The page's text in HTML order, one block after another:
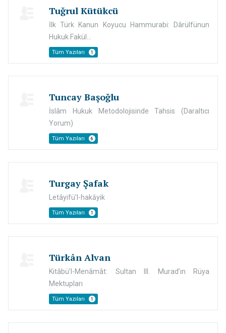
Tuğrul Kütükcü
İlk Türk Kanun Koyucu Hammurabi: Dârülfünun
Hukuk Fakül...
Tüm Yazıları 1
Tuncay Başoğlu
İslâm Hukuk Metodolojisinde Tahsis (Daraltıcı
Yorum)
Tüm Yazıları 6
Turgay Şafak
Letâyifü’l-hakāyik
Tüm Yazıları 1
Türkân Alvan
Kitâbü’l-Menâmât: Sultan III. Murad’ın Rüya
Mektupları
Tüm Yazıları 1